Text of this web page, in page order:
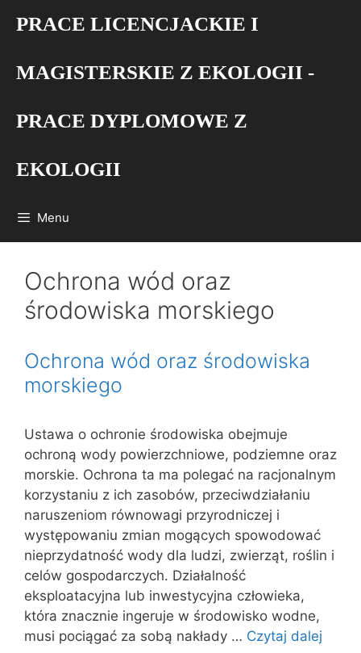
PRACE LICENCJACKIE I
MAGISTERSKIE Z EKOLOGII -
PRACE DYPLOMOWE Z
EKOLOGII
Menu
Ochrona wód oraz
środowiska morskiego
Ochrona wód oraz środowiska
morskiego
Ustawa o ochronie środowiska obejmuje
ochroną wody powierzchniowe, podziemne oraz
morskie. Ochrona ta ma polegać na racjonalnym
korzystaniu z ich zasobów, przeciwdziałaniu
naruszeniom równowagi przyrodniczej i
występowaniu zmian mogących spowodować
nieprzydatność wody dla ludzi, zwierząt, roślin i
celów gospodarczych. Działalność
eksploatacyjna lub inwestycyjna człowieka,
która znacznie ingeruje w środowisko wodne,
musi pociągać za sobą nakłady … Czytaj dalej